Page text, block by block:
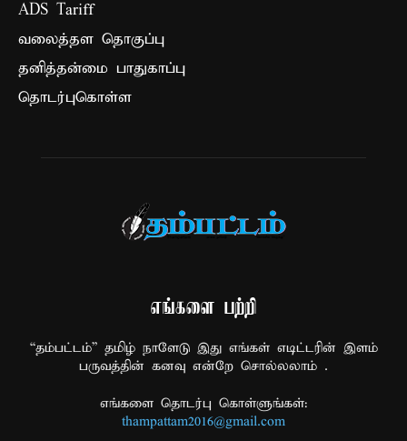
ADS Tariff
வலைத்தள தொகுப்பு
தனித்தன்மை பாதுகாப்பு
தொடர்புகொள்ள
எங்களை பற்றி
“தம்பட்டம்” தமிழ் நாளேடு இது எங்கள் எடிட்டரின் இளம்
பருவத்தின் கனவு என்றே சொல்லலாம் .
எங்களை தொடர்பு கொள்ளுங்கள்:
thampattam2016@gmail.com